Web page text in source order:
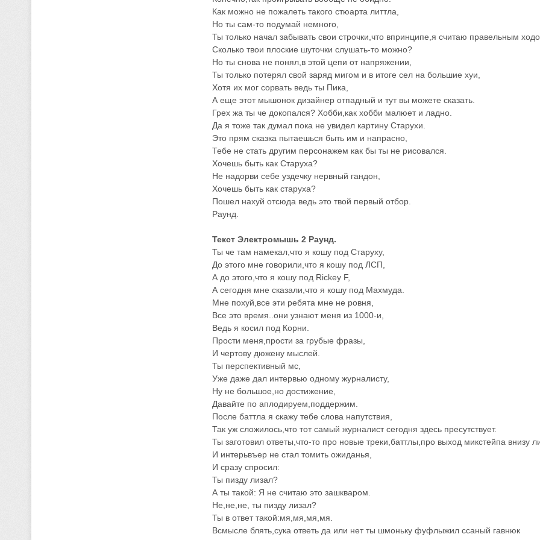
Как можно не пожалеть такого стюарта литтла,
Но ты сам-то подумай немного,
Ты только начал забывать свои строчки,что впринципе,я считаю правельным
Сколько твои плоские шуточки слушать-то можно?
Но ты снова не понял,в этой цепи от напряжении,
Ты только потерял свой заряд мигом и в итоге сел на большие хуи,
Хотя их мог сорвать ведь ты Пика,
А еще этот мышонок дизайнер отпадный и тут вы можете сказать.
Грех жа ты че докопался? Хобби,как хобби малюет и ладно.
Да я тоже так думал пока не увидел картину Старухи.
Это прям сказка пытаешься быть им и напрасно,
Тебе не стать другим персонажем как бы ты не рисовался.
Хочешь быть как Старуха?
Не надорви себе уздечку нервный гандон,
Хочешь быть как старуха?
Пошел нахуй отсюда ведь это твой первый отбор.
Раунд.
Текст Электромышь 2 Раунд.
Ты че там намекал,что я кошу под Старуху,
До этого мне говорили,что я кошу под ЛСП,
А до этого,что я кошу под Rickey F,
А сегодня мне сказали,что я кошу под Махмуда.
Мне похуй,все эти ребята мне не ровня,
Все это время..они узнают меня из 1000-и,
Ведь я косил под Корни.
Прости меня,прости за грубые фразы,
И чертову дюжену мыслей.
Ты перспективный мс,
Уже даже дал интервью одному журналисту,
Ну не большое,но достижение,
Давайте по аплодируем,поддержим.
После баттла я скажу тебе слова напутствия,
Так уж сложилось,что тот самый журналист сегодня здесь пресутствует.
Ты заготовил ответы,что-то про новые треки,баттлы,про выход микстейпа внизу
И интерьвъер не стал томить ожиданья,
И сразу спросил:
Ты пизду лизал?
А ты такой: Я не считаю это зашкваром.
Не,не,не, ты пизду лизал?
Ты в ответ такой:мя,мя,мя,мя.
Всмысле блять,сука ответь да или нет ты шмоньку фуфлыжил ссаный гавнюк